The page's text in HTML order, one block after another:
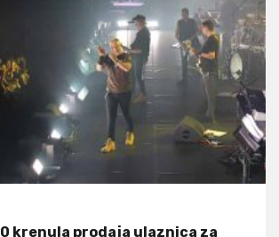
krenula prodaja ulaznica za